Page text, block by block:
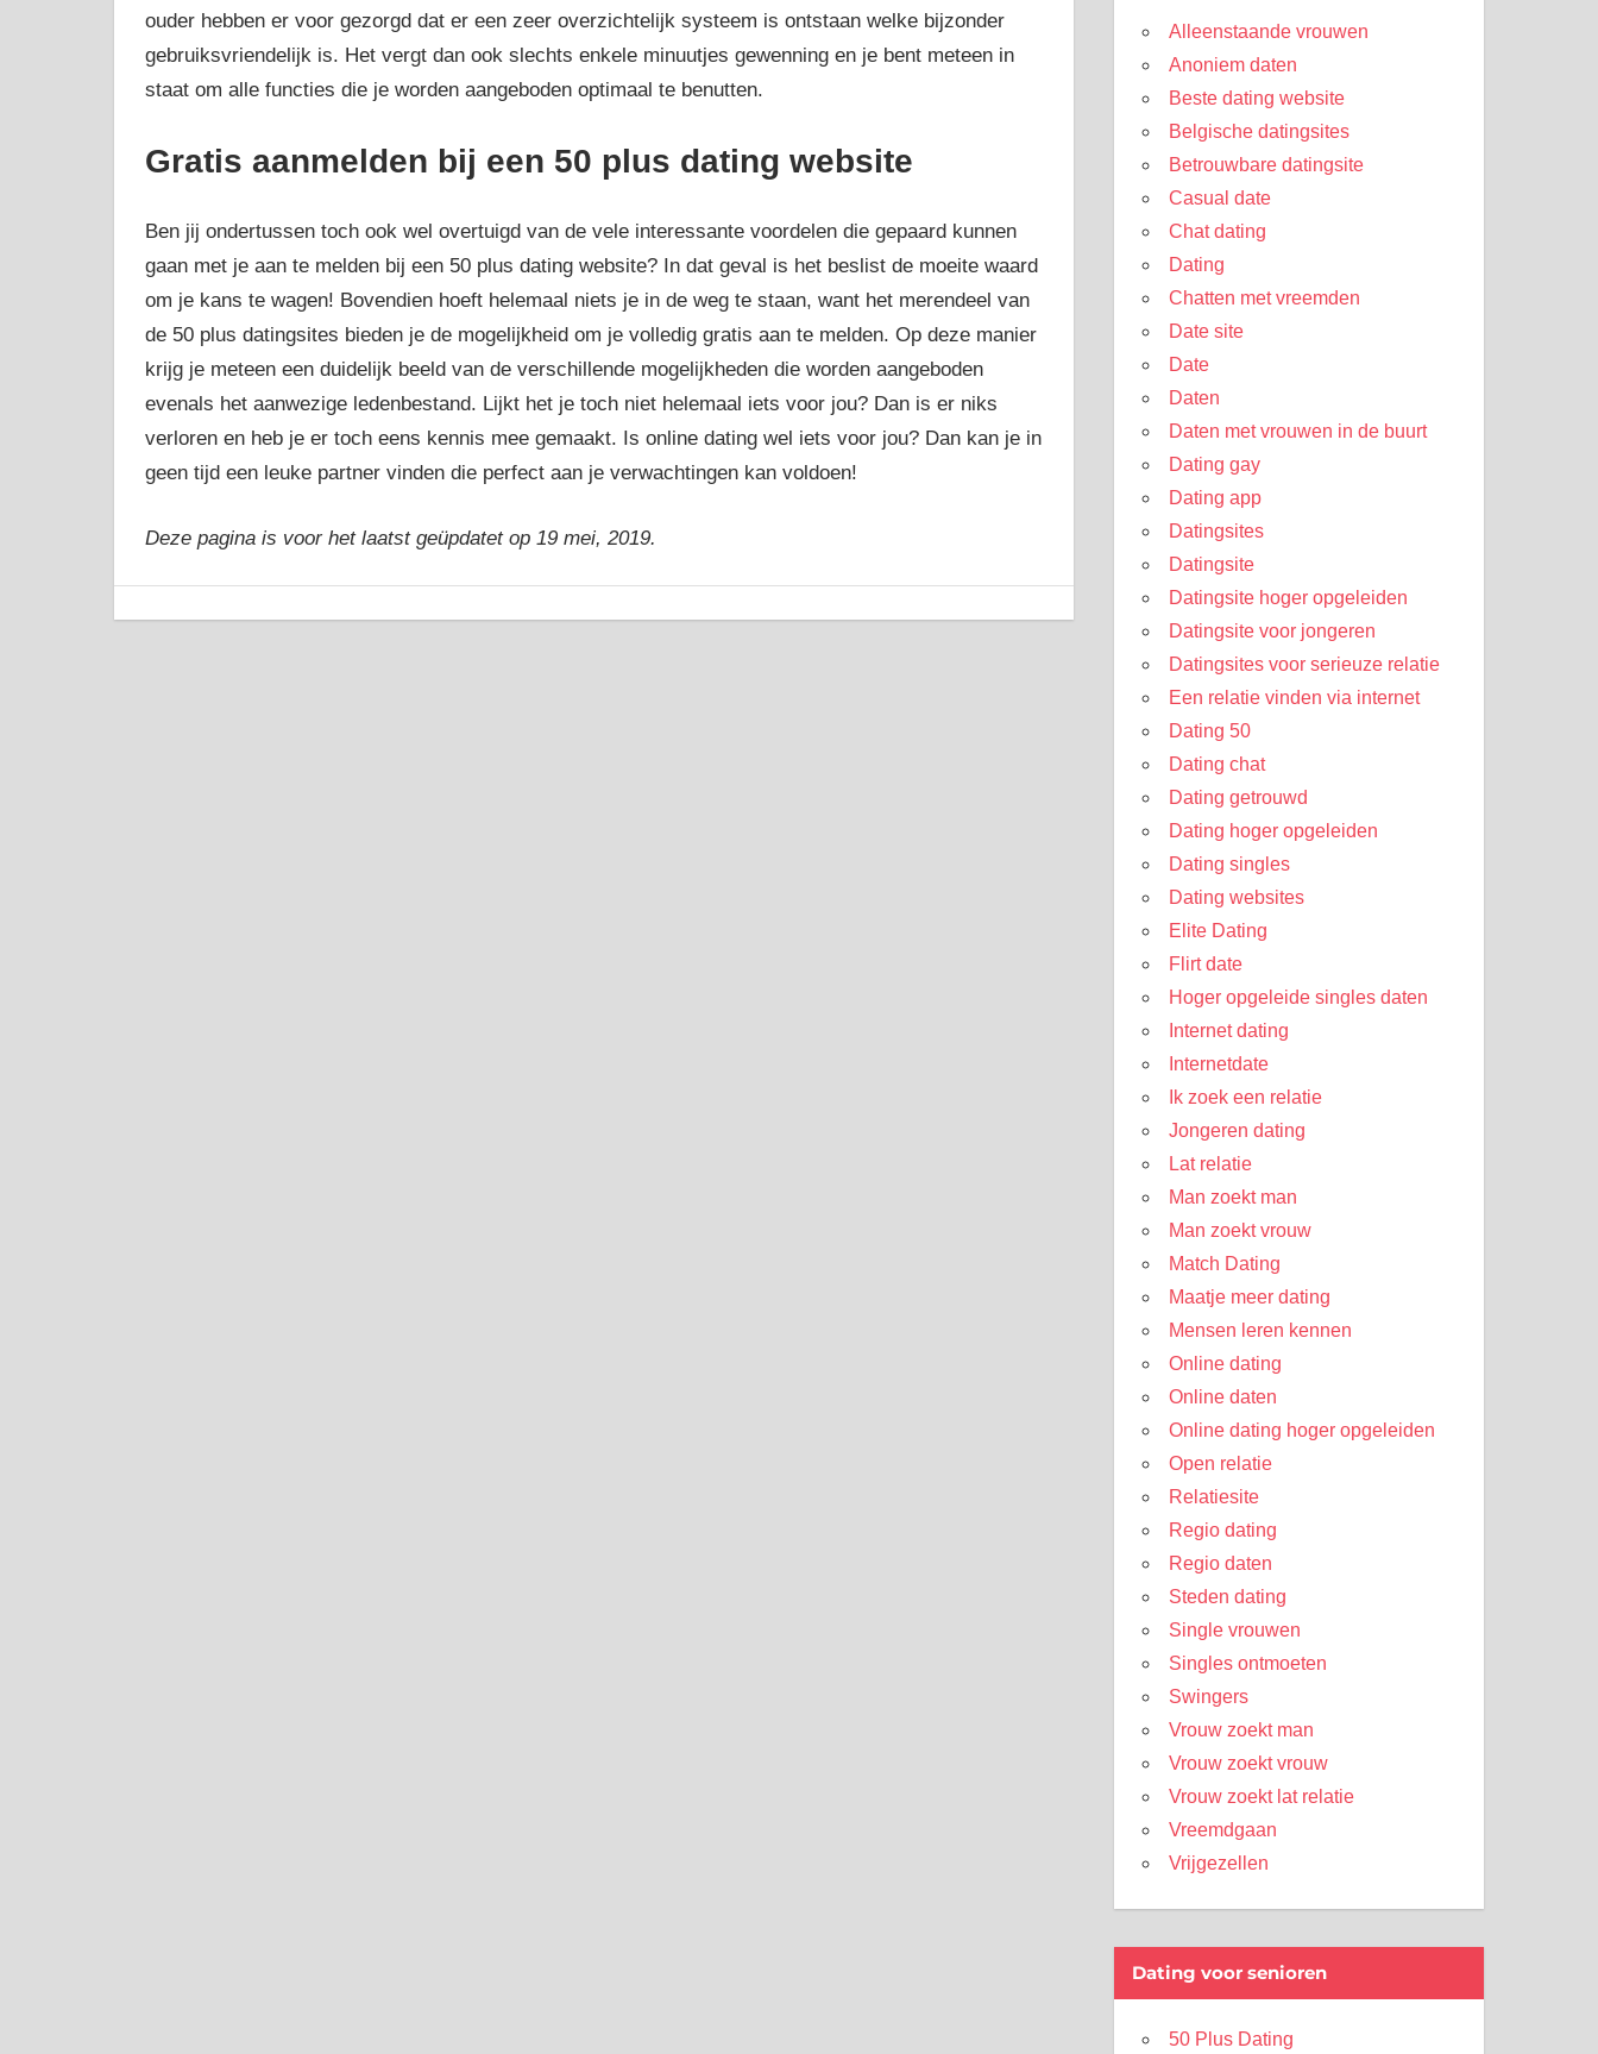
ouder hebben er voor gezorgd dat er een zeer overzichtelijk systeem is ontstaan welke bijzonder
gebruiksvriendelijk is. Het vergt dan ook slechts enkele minuutjes gewenning en je bent meteen in
staat om alle functies die je worden aangeboden optimaal te benutten.
Gratis aanmelden bij een 50 plus dating website
Ben jij ondertussen toch ook wel overtuigd van de vele interessante voordelen die gepaard kunnen
gaan met je aan te melden bij een 50 plus dating website? In dat geval is het beslist de moeite waard
om je kans te wagen! Bovendien hoeft helemaal niets je in de weg te staan, want het merendeel van
de 50 plus datingsites bieden je de mogelijkheid om je volledig gratis aan te melden. Op deze manier
krijg je meteen een duidelijk beeld van de verschillende mogelijkheden die worden aangeboden
evenals het aanwezige ledenbestand. Lijkt het je toch niet helemaal iets voor jou? Dan is er niks
verloren en heb je er toch eens kennis mee gemaakt. Is online dating wel iets voor jou? Dan kan je in
geen tijd een leuke partner vinden die perfect aan je verwachtingen kan voldoen!
Deze pagina is voor het laatst geüpdatet op 19 mei, 2019.
24 maart, 2017
admin
Algemeen
Alleenstaande vrouwen
Anoniem daten
Beste dating website
Belgische datingsites
Betrouwbare datingsite
Casual date
Chat dating
Dating
Chatten met vreemden
Date site
Date
Daten
Daten met vrouwen in de buurt
Dating gay
Dating app
Datingsites
Datingsite
Datingsite hoger opgeleiden
Datingsite voor jongeren
Datingsites voor serieuze relatie
Een relatie vinden via internet
Dating 50
Dating chat
Dating getrouwd
Dating hoger opgeleiden
Dating singles
Dating websites
Elite Dating
Flirt date
Hoger opgeleide singles daten
Internet dating
Internetdate
Ik zoek een relatie
Jongeren dating
Lat relatie
Man zoekt man
Man zoekt vrouw
Match Dating
Maatje meer dating
Mensen leren kennen
Online dating
Online daten
Online dating hoger opgeleiden
Open relatie
Relatiesite
Regio dating
Regio daten
Steden dating
Single vrouwen
Singles ontmoeten
Swingers
Vrouw zoekt man
Vrouw zoekt vrouw
Vrouw zoekt lat relatie
Vreemdgaan
Vrijgezellen
Dating voor senioren
50 Plus Dating